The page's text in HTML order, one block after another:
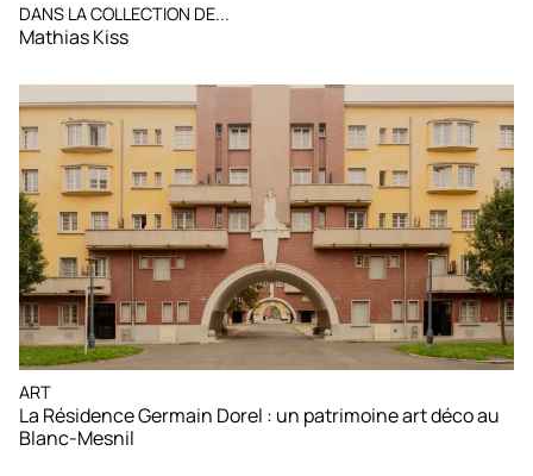
DANS LA COLLECTION DE...
Mathias Kiss
ART
La Résidence Germain Dorel : un patrimoine art déco au
Blanc-Mesnil